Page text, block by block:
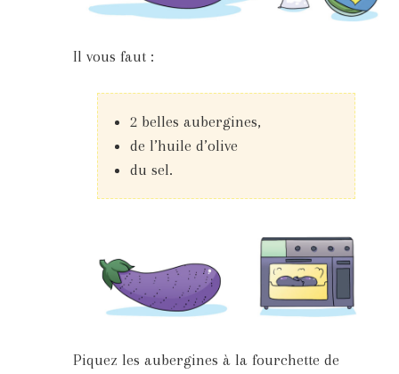
Il vous faut :
2 belles aubergines,
de l’huile d’olive
du sel.
Piquez les aubergines à la fourchette de